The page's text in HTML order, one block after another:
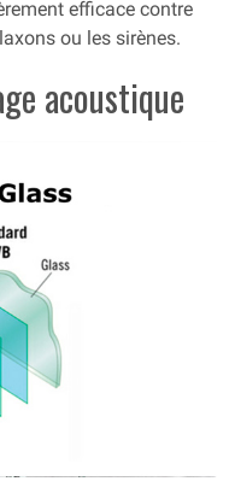
efficace contre
ou les sirènes.
acoustique